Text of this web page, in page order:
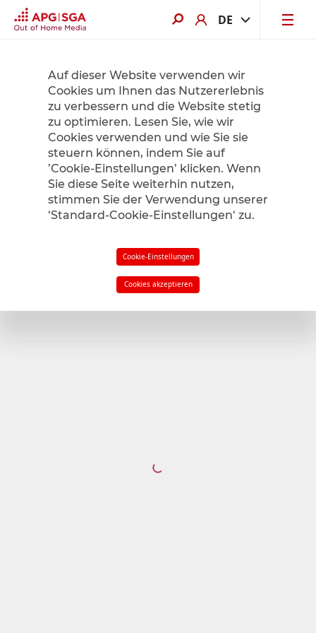
DE
Product Finder
Radius
Auf dieser Website verwenden wir
Cookies um Ihnen das Nutzererlebnis
zu verbessern und die Website stetig
zu optimieren. Lesen Sie, wie wir
Cookies verwenden und wie Sie sie
steuern können, indem Sie auf
’Cookie-Einstellungen’ klicken. Wenn
Sie diese Seite weiterhin nutzen,
stimmen Sie der Verwendung unserer
‘Standard-Cookie-Einstellungen‘ zu.
Cookie-Einstellungen
Cookies akzeptieren